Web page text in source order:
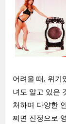
어려울 때, 위기
녀도 알고 있은
처하며 다양한
쩌면 진정으로